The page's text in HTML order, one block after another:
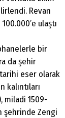
Revan
ulaştı
bir
da şehir
eser olarak
kalıntıları
miladi 1509-
şehrinde Zengi